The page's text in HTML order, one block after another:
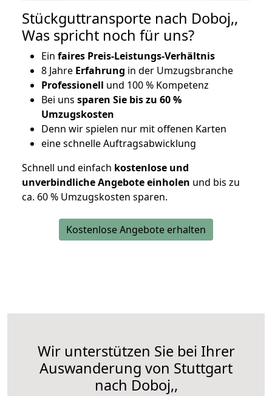
Stückguttransporte nach Doboj,,
Was spricht noch für uns?
Ein faires Preis-Leistungs-Verhältnis
8 Jahre Erfahrung in der Umzugsbranche
Professionell und 100 % Kompetenz
Bei uns sparen Sie bis zu 60 %
Umzugskosten
Denn wir spielen nur mit offenen Karten
eine schnelle Auftragsabwicklung
Schnell und einfach kostenlose und
unverbindliche Angebote einholen und bis zu
ca. 60 % Umzugskosten sparen.
Kostenlose Angebote erhalten
Wir unterstützen Sie bei Ihrer
Auswanderung von Stuttgart
nach Doboj,,